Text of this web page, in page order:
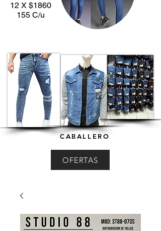
12 X $1860
155 C/u
CABALLERO
OFERTAS